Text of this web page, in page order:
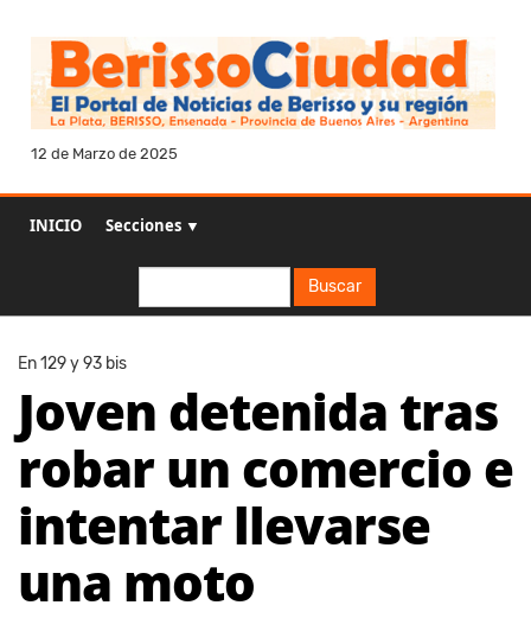
12 de Marzo de 2025
INICIO Secciones ▼
Buscar
En 129 y 93 bis
Joven detenida tras
robar un comercio e
intentar llevarse
una moto